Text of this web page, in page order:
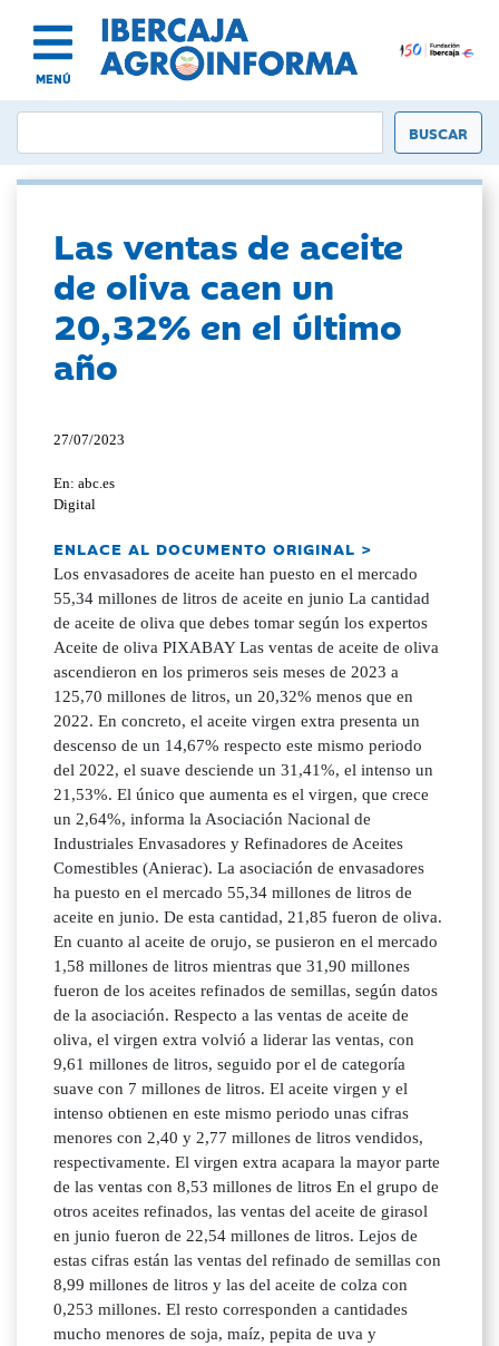
MENÚ
Las ventas de aceite
de oliva caen un
20,32% en el último
año
27/07/2023
En: abc.es
Digital
ENLACE AL DOCUMENTO ORIGINAL >
Los envasadores de aceite han puesto en el mercado
55,34 millones de litros de aceite en junio La cantidad
de aceite de oliva que debes tomar según los expertos
Aceite de oliva PIXABAY Las ventas de aceite de oliva
ascendieron en los primeros seis meses de 2023 a
125,70 millones de litros, un 20,32% menos que en
2022. En concreto, el aceite virgen extra presenta un
descenso de un 14,67% respecto este mismo periodo
del 2022, el suave desciende un 31,41%, el intenso un
21,53%. El único que aumenta es el virgen, que crece
un 2,64%, informa la Asociación Nacional de
Industriales Envasadores y Refinadores de Aceites
Comestibles (Anierac). La asociación de envasadores
ha puesto en el mercado 55,34 millones de litros de
aceite en junio. De esta cantidad, 21,85 fueron de oliva.
En cuanto al aceite de orujo, se pusieron en el mercado
1,58 millones de litros mientras que 31,90 millones
fueron de los aceites refinados de semillas, según datos
de la asociación. Respecto a las ventas de aceite de
oliva, el virgen extra volvió a liderar las ventas, con
9,61 millones de litros, seguido por el de categoría
suave con 7 millones de litros. El aceite virgen y el
intenso obtienen en este mismo periodo unas cifras
menores con 2,40 y 2,77 millones de litros vendidos,
respectivamente. El virgen extra acapara la mayor parte
de las ventas con 8,53 millones de litros En el grupo de
otros aceites refinados, las ventas del aceite de girasol
en junio fueron de 22,54 millones de litros. Lejos de
estas cifras están las ventas del refinado de semillas con
8,99 millones de litros y las del aceite de colza con
0,253 millones. El resto corresponden a cantidades
mucho menores de soja, maíz, pepita de uva y